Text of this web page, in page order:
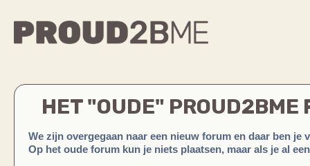
HET "OUDE" PROUD2BME
We zijn overgegaan naar een nieuw forum en daar ben je
Op het oude forum kun je niets plaatsen, maar als je al